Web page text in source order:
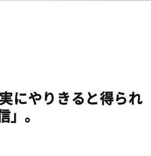
にやりきると得られ
」。